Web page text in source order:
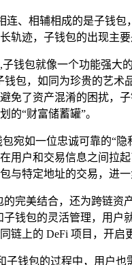
连、相辅相成的是子钱
轨迹，子钱包的出现主
钱包就像一个功能强大
钱包，如同为珍贵的艺
免了资产混淆的困扰，
的“财富储蓄罐”。
宛如一位忠诚可靠的“
用户和交易信息之间拉
与特定地址的交易，进
的完美结合，还为跨链
子钱包的灵活管理，用
链上的 DeFi 项目，开启
子钱包的过程中，用户